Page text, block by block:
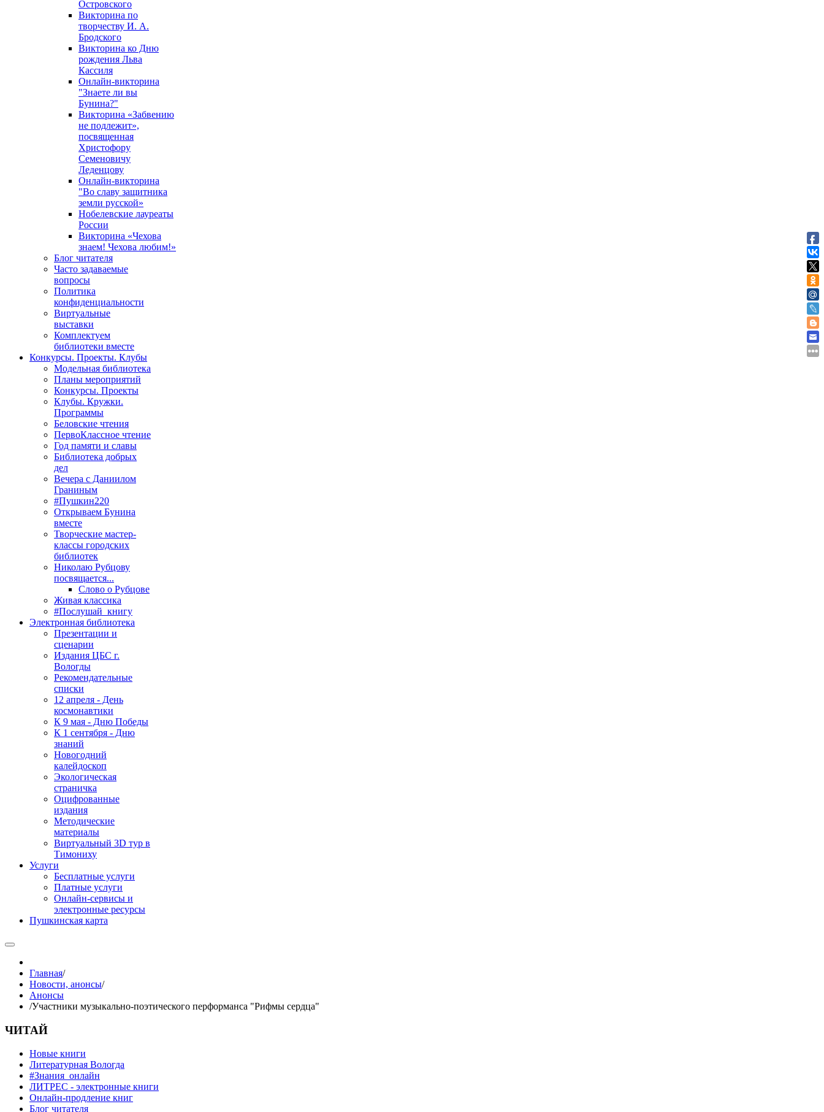
Островского
Викторина по
творчеству И. А.
Бродского
Викторина ко Дню
рождения Льва
Кассиля
Онлайн-викторина
"Знаете ли вы
Бунина?"
Викторина «Забвению
не подлежит»,
посвященная
Христофору
Семеновичу
Леденцову
Онлайн-викторина
"Во славу защитника
земли русской»
Нобелевские лауреаты
России
Викторина «Чехова
знаем! Чехова любим!»
Блог читателя
Часто задаваемые
вопросы
Политика
конфиденциальности
Виртуальные
выставки
Комплектуем
библиотеки вместе
Конкурсы. Проекты. Клубы
Модельная библиотека
Планы мероприятий
Конкурсы. Проекты
Клубы. Кружки.
Программы
Беловские чтения
ПервоКлассное чтение
Год памяти и славы
Библиотека добрых
дел
Вечера с Даниилом
Граниным
#Пушкин220
Открываем Бунина
вместе
Творческие мастер-
классы городских
библиотек
Николаю Рубцову
посвящается...
Слово о Рубцове
Живая классика
#Послушай_книгу
Электронная библиотека
Презентации и
сценарии
Издания ЦБС г.
Вологды
Рекомендательные
списки
12 апреля - День
космонавтики
К 9 мая - Дню Победы
К 1 сентября - Дню
знаний
Новогодний
калейдоскоп
Экологическая
страничка
Оцифрованные
издания
Методические
материалы
Виртуальный 3D тур в
Тимониху
Услуги
Бесплатные услуги
Платные услуги
Онлайн-сервисы и
электронные ресурсы
Пушкинская карта
Главная/
Новости, анонсы/
Анонсы
/Участники музыкально-поэтического перформанса "Рифмы сердца"
ЧИТАЙ
Новые книги
Литературная Вологда
#Знания_онлайн
ЛИТРЕС - электронные книги
Онлайн-продление книг
Блог читателя